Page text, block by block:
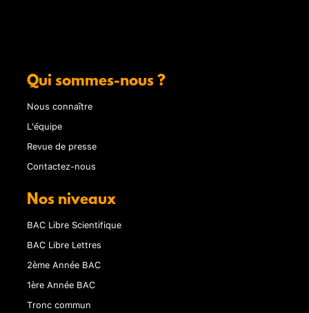
Qui sommes-nous ?
Nous connaître
L'équipe
Revue de presse
Contactez-nous
Nos niveaux
BAC Libre Scientifique
BAC Libre Lettres
2ème Année BAC
1ère Année BAC
Tronc commun